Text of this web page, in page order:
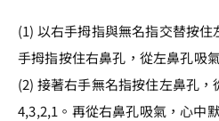
(1) 以右手拇指與無名指交替按
手拇指按住右鼻孔，從左鼻孔吸
(2) 接著右手無名指按住左鼻孔
4,3,2,1。再從右鼻孔吸氣，心中